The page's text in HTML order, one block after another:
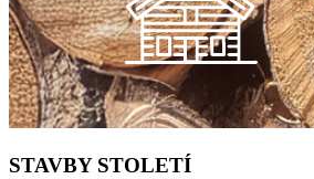
STAVBY STOLETÍ